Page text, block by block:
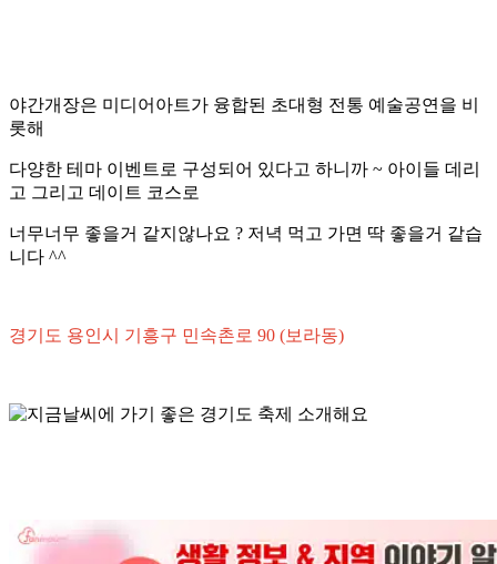
야간개장은 미디어아트가 융합된 초대형 전통 예술공연을 비
롯해
다양한 테마 이벤트로 구성되어 있다고 하니까 ~ 아이들 데리
고 그리고 데이트 코스로
너무너무 좋을거 같지않나요 ? 저녁 먹고 가면 딱 좋을거 같습
니다 ^^
경기도 용인시 기흥구 민속촌로 90 (보라동)